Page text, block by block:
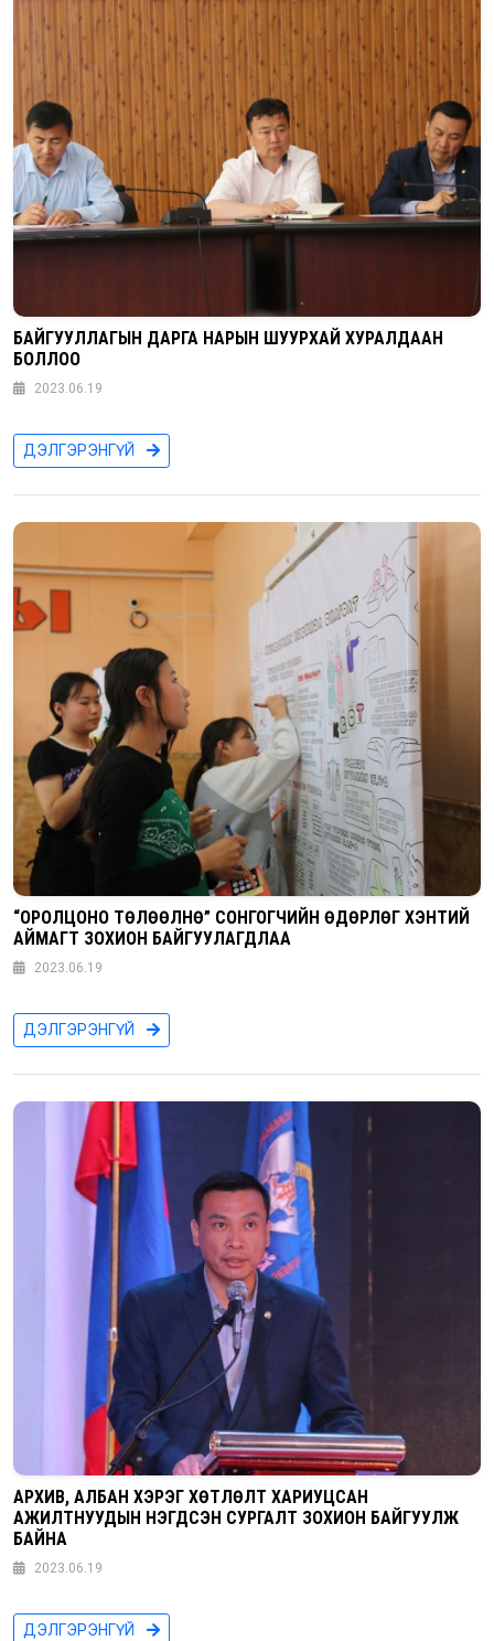
БАЙГУУЛЛАГЫН ДАРГА НАРЫН ШУУРХАЙ ХУРАЛДААН
БОЛЛОО
2023.06.19
ДЭЛГЭРЭНГҮЙ
“ОРОЛЦОНО ТӨЛӨӨЛНӨ” СОНГОГЧИЙН ӨДӨРЛӨГ ХЭНТИЙ
АЙМАГТ ЗОХИОН БАЙГУУЛАГДЛАА
2023.06.19
ДЭЛГЭРЭНГҮЙ
АРХИВ, АЛБАН ХЭРЭГ ХӨТЛӨЛТ ХАРИУЦСАН
АЖИЛТНУУДЫН НЭГДСЭН СУРГАЛТ ЗОХИОН БАЙГУУЛЖ
БАЙНА
2023.06.19
ДЭЛГЭРЭНГҮЙ